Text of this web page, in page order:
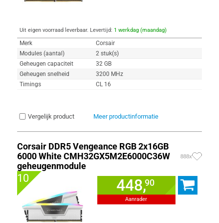
Uit eigen voorraad leverbaar. Levertijd: 1 werkdag (maandag)
Merk
Corsair
Modules (aantal)
2 stuk(s)
Geheugen capaciteit
32 GB
Geheugen snelheid
3200 MHz
Timings
CL 16
Vergelijk product Meer productinformatie
Corsair DDR5 Vengeance RGB 2x16GB
6000 White CMH32GX5M2E6000C36W
geheugenmodule
888x
10 448,90
Aanrader